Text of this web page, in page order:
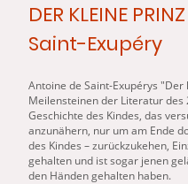
DER KLEINE
Saint-Exupéry
Antoine de Saint-Exupérys "Der
Meilensteinender Literatur des
Geschichte des Kindes, das
anzunähern, nur um am Ende
des Kindes – zurückzukehen,
gehalten und ist sogar jenen
den Händen gehalten haben.